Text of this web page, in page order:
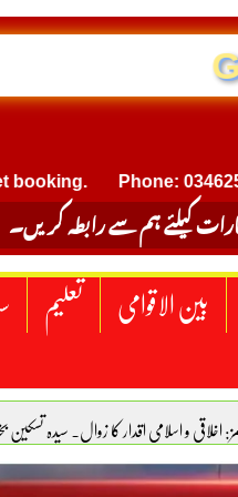
Phone:
کیلئے ہم سے رابطہ کریں۔
بین الاقوامی تعلیم
اخلاقی و اسلامی اقدار کا زوال. سیدہ
انجینیئر علی رضوان چوہدری برقع